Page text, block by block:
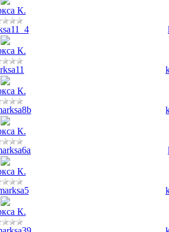
К.
К.
К.
К.
К.
К.